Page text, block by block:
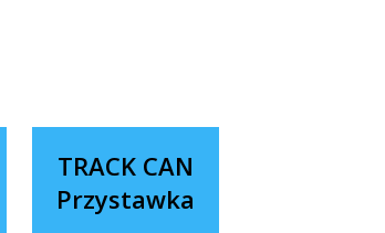
TRACK CAN
Przystawka